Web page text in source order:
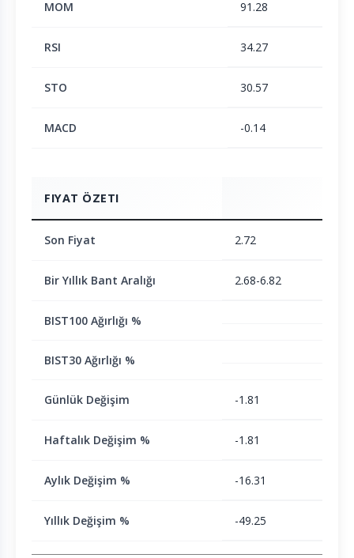
MOM 91.28
RSI 34.27
STO 30.57
MACD -0.14
FIYAT ÖZETI
Son Fiyat 2.72
Bir Yıllık Bant Aralığı 2.68-6.82
BIST100 Ağırlığı %
BIST30 Ağırlığı %
Günlük Değişim -1.81
Haftalık Değişim % -1.81
Aylık Değişim % -16.31
Yıllık Değişim % -49.25